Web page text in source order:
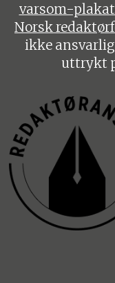
varsom-
Norsk
ikke
uttrykt